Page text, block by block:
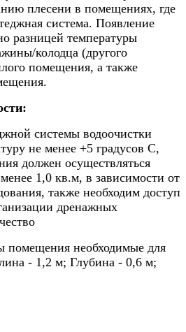
плесени в помещениях, где
система. Появление
разницей температуры
колодца (другого
помещения, а также
системы водоочистки
не менее +5 градусов С,
должен осуществляться
1,0 кв.м, в зависимости от
также необходим доступ
дренажных
помещения необходимые для
- 1,2 м; Глубина - 0,6 м;